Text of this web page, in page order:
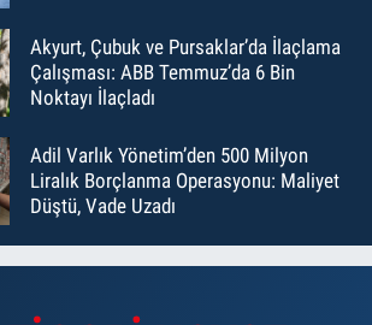
Akyurt, Çubuk ve Pursaklar’da İlaçlama
Çalışması: ABB Temmuz’da 6 Bin
Noktayı İlaçladı
Adil Varlık Yönetim’den 500 Milyon
Liralık Borçlanma Operasyonu: Maliyet
Düştü, Vade Uzadı